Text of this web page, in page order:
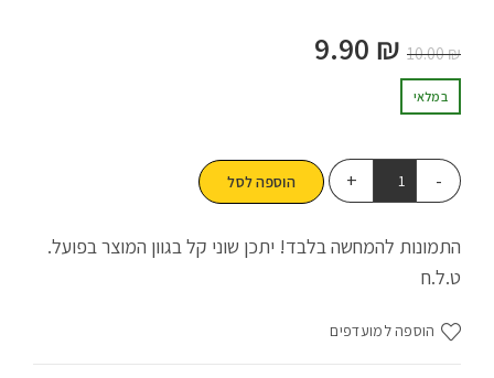
10.00₪
9.90 ₪
במלאי
הוספה לסל
התמונות להמחשה בלבד! יתכן שוני קל בגוון המוצר בפועל.
ט.ל.ח
הוספה למועדפים